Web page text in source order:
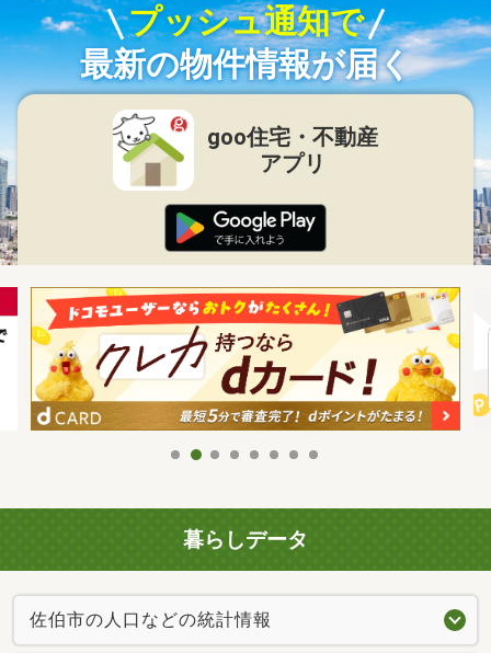
プッシュ通知で
最新の物件情報が届く
goo住宅・不動産
アプリ
暮らしデータ
佐伯市の人口などの統計情報